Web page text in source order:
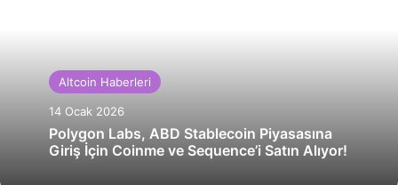
Altcoin Haberleri
14 Ocak 2026
Polygon Labs, ABD Stablecoin Piyasasına
Giriş İçin Coinme ve Sequence’i Satın Alıyor!